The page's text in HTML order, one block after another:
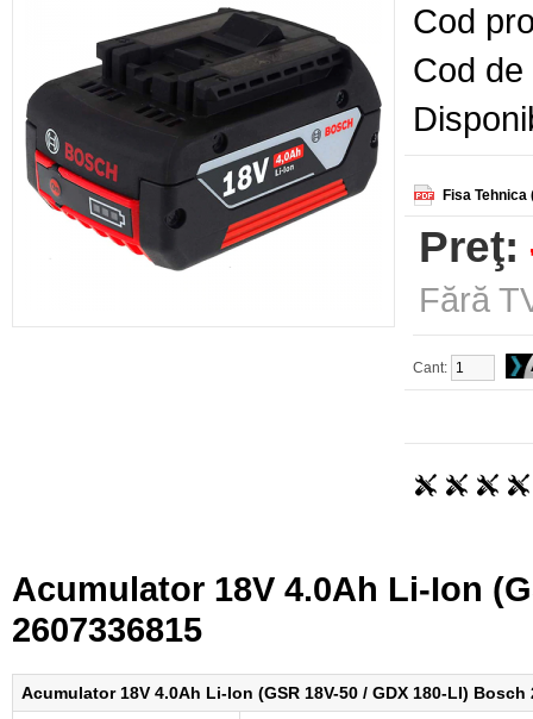
Cod
Cod
Fisa Tehnica
Preţ:
Fără
Cant:
Acumulator 18V 4.0Ah Li-Ion
2607336815
Acumulator 18V 4.0Ah Li-Ion (GSR 18V-50 / GDX 180-LI) Bosch